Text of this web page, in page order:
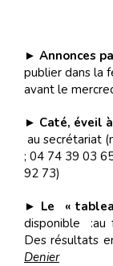
► Annonces
publier dans la
avant le
► Caté, éveil
au secrétariat
; 04 74 39 03
92 73)
► Le «
disponible :au
Des résultats
Denier